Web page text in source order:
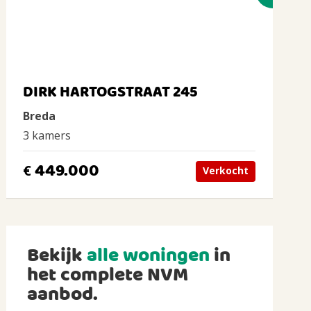
DIRK HARTOGSTRAAT 245
Breda
3 kamers
€449.000 Verkocht
Bekijkalle woningenin
het complete NVM
aanbod.